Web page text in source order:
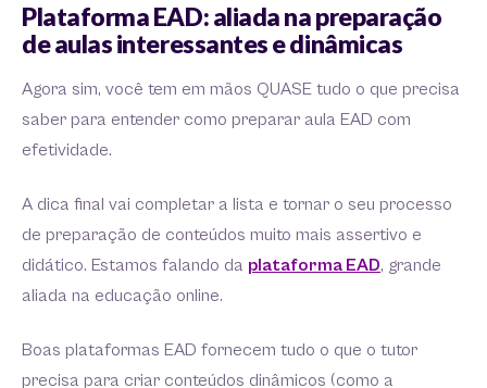
Plataforma EAD: aliada na preparação
de aulas interessantes e dinâmicas
Agora sim, você tem em mãos QUASE tudo o que precisa
saber para entender como preparar aula EAD com
efetividade.
A dica final vai completar a lista e tornar o seu processo
de preparação de conteúdos muito mais assertivo e
didático. Estamos falando da plataforma EAD, grande
aliada na educação online.
Boas plataformas EAD fornecem tudo o que o tutor
precisa para criar conteúdos dinâmicos (como a